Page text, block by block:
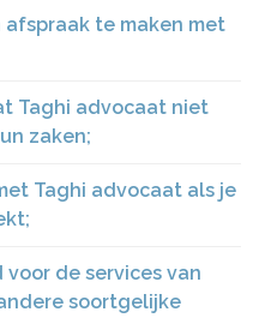
afspraak te maken met
Taghi advocaat niet
zaken;
Taghi advocaat als je
de services van
soortgelijke